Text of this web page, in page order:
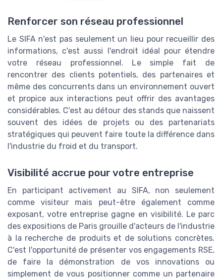
Renforcer son réseau professionnel
Le SIFA n'est pas seulement un lieu pour recueillir des
informations, c'est aussi l'endroit idéal pour étendre
votre réseau professionnel. Le simple fait de
rencontrer des clients potentiels, des partenaires et
même des concurrents dans un environnement ouvert
et propice aux interactions peut offrir des avantages
considérables. C'est au détour des stands que naissent
souvent des idées de projets ou des partenariats
stratégiques qui peuvent faire toute la différence dans
l'industrie du froid et du transport.
Visibilité accrue pour votre entreprise
En participant activement au SIFA, non seulement
comme visiteur mais peut-être également comme
exposant, votre entreprise gagne en visibilité. Le parc
des expositions de Paris grouille d'acteurs de l'industrie
à la recherche de produits et de solutions concrètes.
C'est l'opportunité de présenter vos engagements RSE,
de faire la démonstration de vos innovations ou
simplement de vous positionner comme un partenaire